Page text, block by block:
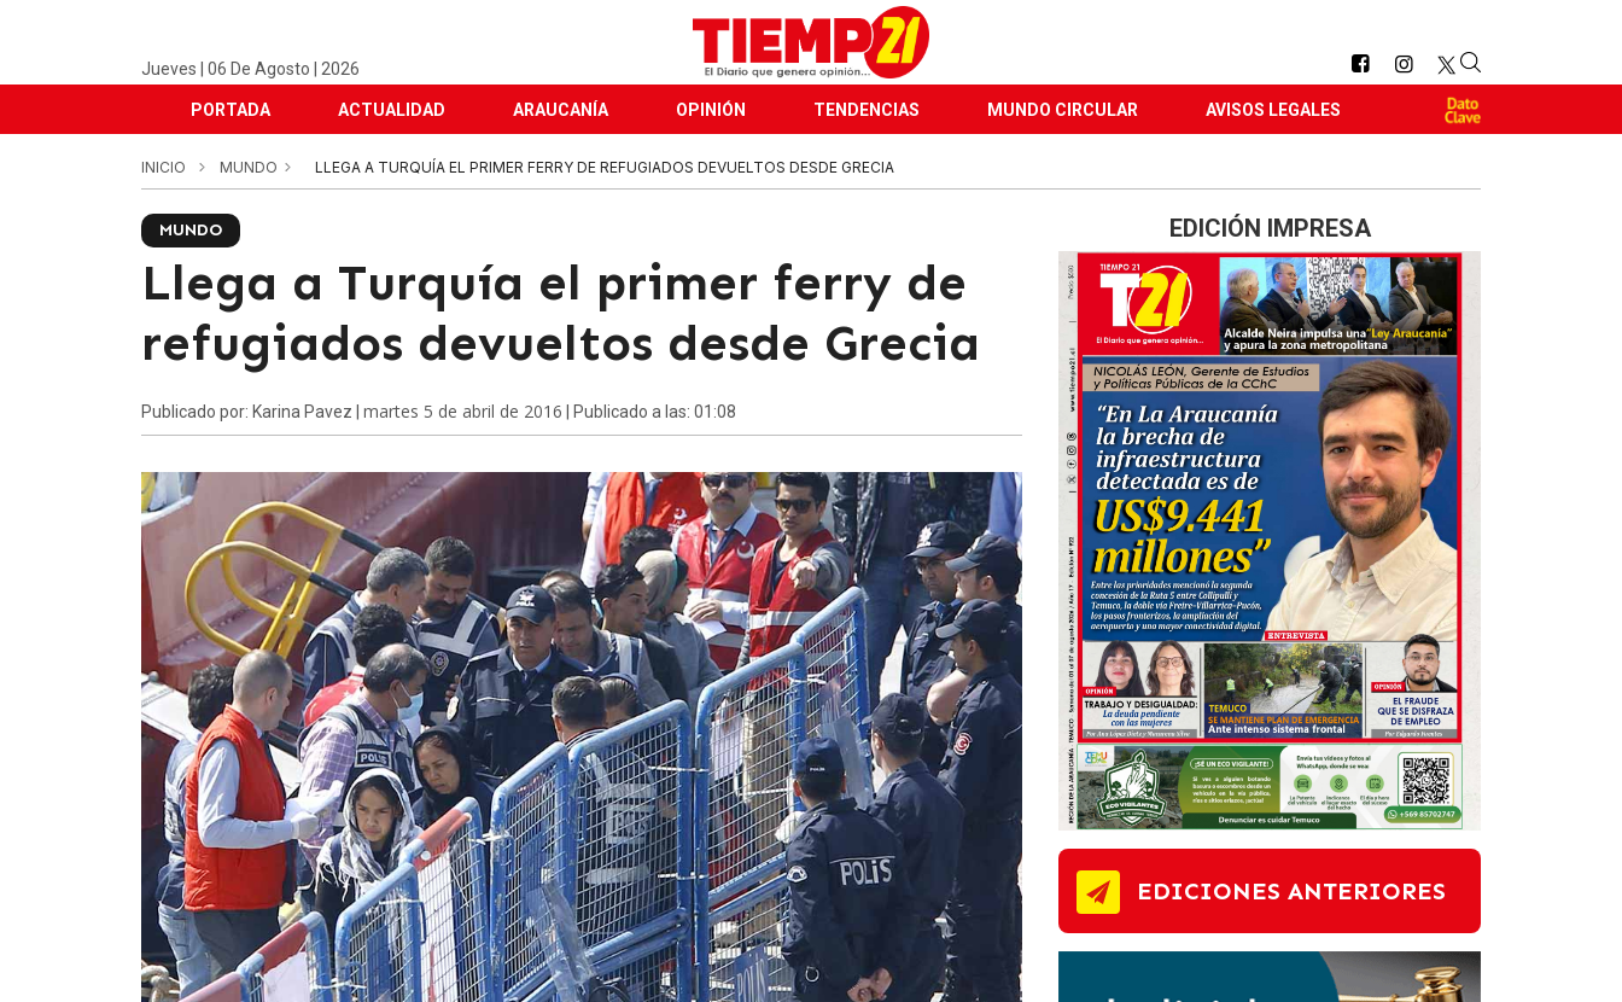
Jueves | 06 De Agosto | 2026
PORTADA ACTUALIDAD ARAUCANÍA OPINIÓN TENDENCIAS MUNDO CIRCULAR AVISOS LEGALES
INICIO MUNDO LLEGA A TURQUÍA EL PRIMER FERRY DE REFUGIADOS DEVUELTOS DESDE GRECIA
MUNDO
Llega a Turquía el primer ferry de
refugiados devueltos desde Grecia
Publicado por: Karina Pavez | martes 5 de abril de 2016 | Publicado a las: 01:08
EDICIÓN IMPRESA
EDICIONES ANTERIORES